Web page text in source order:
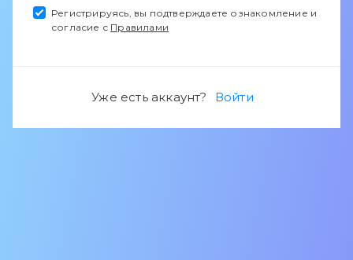
Регистрируясь, вы подтверждаете ознакомление и
согласие с Правилами
Уже есть аккаунт? Войти